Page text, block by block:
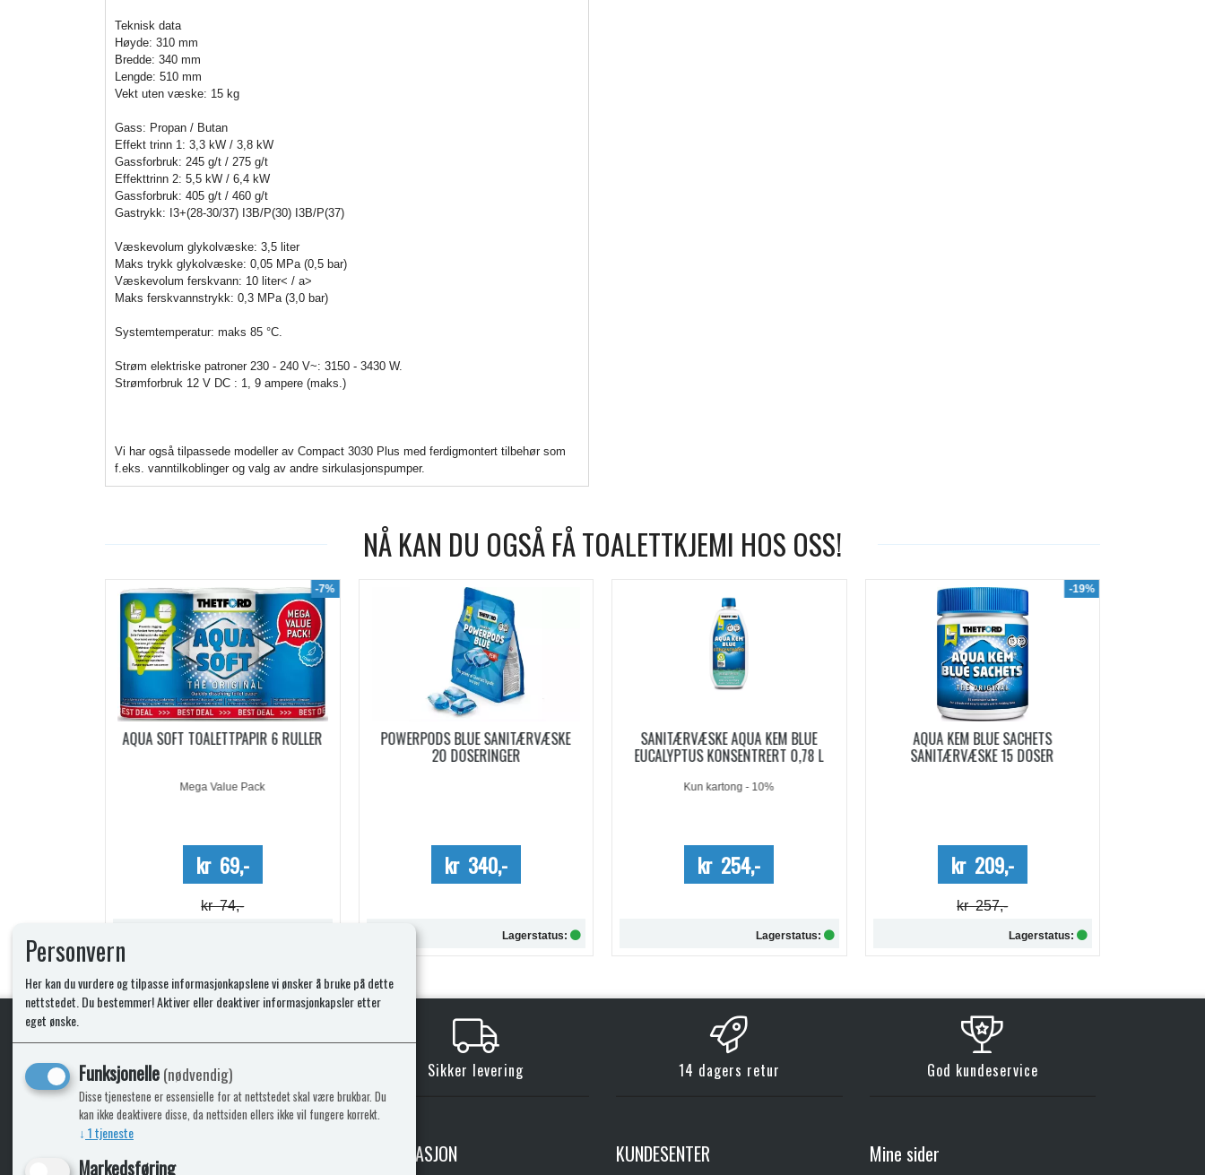
Teknisk data
Høyde: 310 mm
Bredde: 340 mm
Lengde: 510 mm
Vekt uten væske: 15 kg
Gass: Propan / Butan
Effekt trinn 1: 3,3 kW / 3,8 kW
Gassforbruk: 245 g/t / 275 g/t
Effekttrinn 2: 5,5 kW / 6,4 kW
Gassforbruk: 405 g/t / 460 g/t
Gastrykk: I3+(28-30/37) I3B/P(30) I3B/P(37)
Væskevolum glykolvæske: 3,5 liter
Maks trykk glykolvæske: 0,05 MPa (0,5 bar)
Væskevolum ferskvann: 10 liter< / a>
Maks ferskvannstrykk: 0,3 MPa (3,0 bar)
Systemtemperatur: maks 85 °C.
Strøm elektriske patroner 230 - 240 V~: 3150 - 3430 W.
Strømforbruk 12 V DC : 1, 9 ampere (maks.)
Vi har også tilpassede modeller av Compact 3030 Plus med ferdigmontert tilbehør som
f.eks. vanntilkoblinger og valg av andre sirkulasjonspumper.
NÅ KAN DU OGSÅ FÅ TOALETTKJEMI HOS OSS!
-7%
AQUA SOFT TOALETTPAPIR 6 RULLER
Mega Value Pack
kr 69,-
kr 74,-
Kjøp
POWERPODS BLUE SANITÆRVÆSKE
20 DOSERINGER
kr 340,-
Lagerstatus:
SANITÆRVÆSKE AQUA KEM BLUE
EUCALYPTUS KONSENTRERT 0,78 L
Kun kartong - 10%
kr 254,-
Lagerstatus:
-19%
AQUA KEM BLUE SACHETS
SANITÆRVÆSKE 15 DOSER
kr 209,-
kr 257,-
Lagerstatus:
KLikk & hent Sikker levering 14 dagers retur God kundeservice
ICARAVANGRUPPEN INFORMASJON KUNDESENTER Mine sider
Personvern
Her kan du vurdere og tilpasse informasjonkapslene vi ønsker å bruke på dette
nettstedet. Du bestemmer! Aktiver eller deaktiver informasjonkapsler etter
eget ønske.
Funksjonelle(nødvendig)
Disse tjenestene er essensielle for at nettstedet skal være brukbar. Du
kan ikke deaktivere disse, da nettsiden ellers ikke vil fungere korrekt.
↓ 1tjeneste
Markedsføring